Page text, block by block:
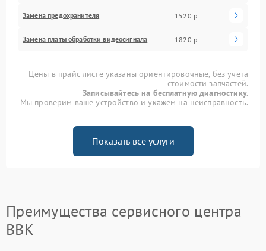
Замена предохранителя 1520 р
Замена платы обработки видеосигнала 1820 р
Цены в прайс-листе указаны ориентировочные, без учета
стоимости запчастей.
Записывайтесь на бесплатную диагностику.
Мы проверим ваше устройство и укажем на неисправность.
Показать все услуги
Преимущества сервисного центра
BBK